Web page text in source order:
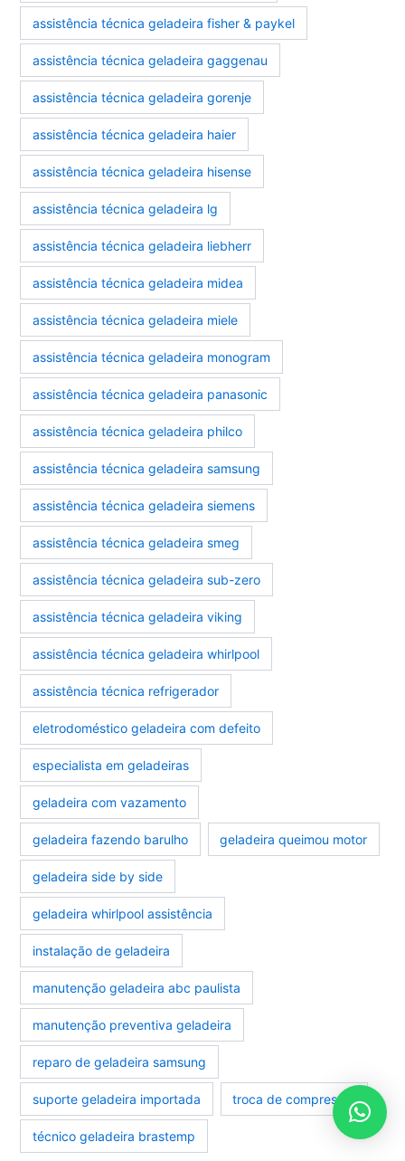
assistência técnica geladeira fisher & paykel
assistência técnica geladeira gaggenau
assistência técnica geladeira gorenje
assistência técnica geladeira haier
assistência técnica geladeira hisense
assistência técnica geladeira lg
assistência técnica geladeira liebherr
assistência técnica geladeira midea
assistência técnica geladeira miele
assistência técnica geladeira monogram
assistência técnica geladeira panasonic
assistência técnica geladeira philco
assistência técnica geladeira samsung
assistência técnica geladeira siemens
assistência técnica geladeira smeg
assistência técnica geladeira sub-zero
assistência técnica geladeira viking
assistência técnica geladeira whirlpool
assistência técnica refrigerador
eletrodoméstico geladeira com defeito
especialista em geladeiras
geladeira com vazamento
geladeira fazendo barulho geladeira queimou motor
geladeira side by side
geladeira whirlpool assistência
instalação de geladeira
manutenção geladeira abc paulista
manutenção preventiva geladeira
reparo de geladeira samsung
suporte geladeira importada troca de compressor
técnico geladeira brastemp